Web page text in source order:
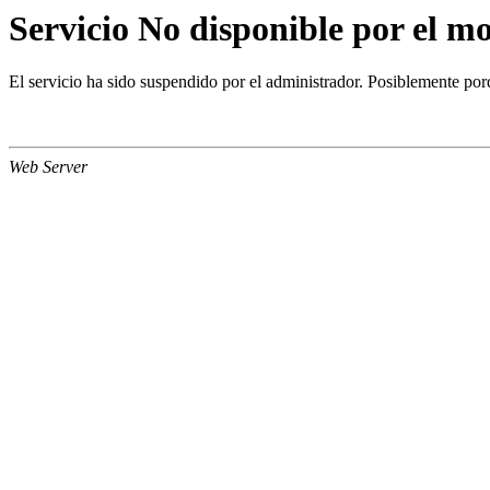
Servicio No disponible por el
El servicio ha sido suspendido por el administrador. Posiblemente
Web Server